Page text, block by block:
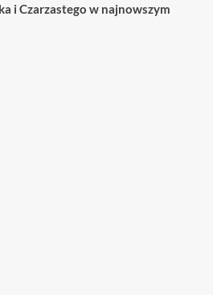
i Czarzastego w najnowszym